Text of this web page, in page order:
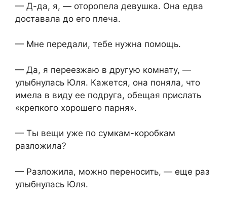
— Д-да, я, — оторопела девушка. Она едва
доставала до его плеча.
— Мне передали, тебе нужна помощь.
— Да, я переезжаю в другую комнату, —
улыбнулась Юля. Кажется, она поняла, что
имела в виду ее подруга, обещая прислать
«крепкого хорошего парня».
— Ты вещи уже по сумкам-коробкам
разложила?
— Разложила, можно переносить, — еще раз
улыбнулась Юля.